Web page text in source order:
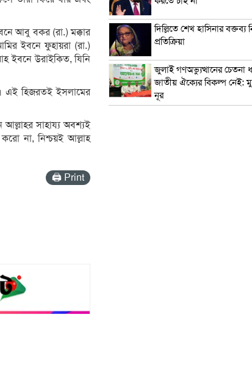
আবু বকর (রা.) মক্কার
ইবনে ফুহায়রা (রা.)
ইবনে উরাইকিত, যিনি
এই হিজরতই ইসলামের
সাহায্য অবশ্যই
না, নিশ্চয়ই আল্লাহ
🖨 Print
দিল্লিতে শেখ হাসিনার বক্তব্য
প্রতিক্রিয়া
জুলাই গণঅভ্যুত্থানের চেতনা
জাতীয় ঐক্যের বিকল্প নেই:
নূর